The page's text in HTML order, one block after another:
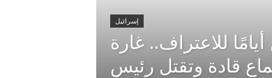
إسرائيل
للاعتراف.. غارة
قادة وتقتل رئيس